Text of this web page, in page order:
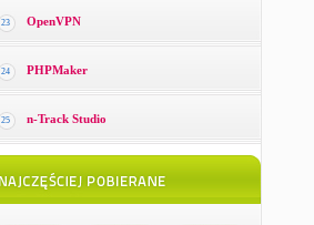
23 OpenVPN
24 PHPMaker
25 n-Track Studio